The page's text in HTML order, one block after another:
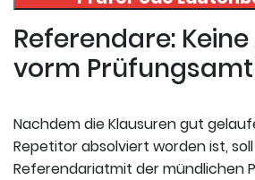
uneserer Datenbank
registrieren und die
abrufen.
Referendare:
vorm
Nachdem die Klausuren gut
Repetitor absolviert worden ist,
Referendariatmit der mündlichen